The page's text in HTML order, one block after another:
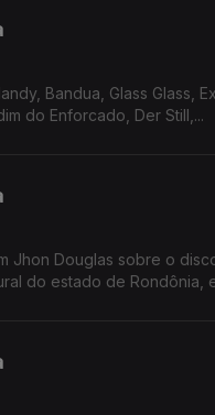
Bandua, Glass Glass,
do Enforcado, Der Still,...
Jhon Douglas sobre o
do estado de Rondônia,